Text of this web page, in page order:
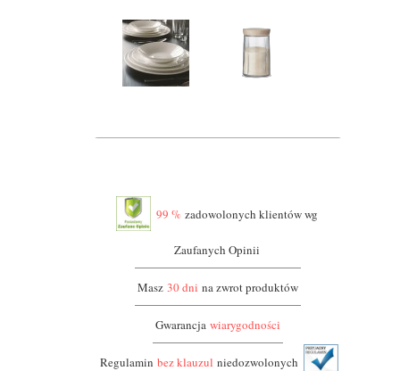
99 % zadowolonych klientów wg
Zaufanych Opinii
Masz30 dni na zwrot produktów
Gwarancjawiarygodności
Regulaminbez klauzul niedozwolonych